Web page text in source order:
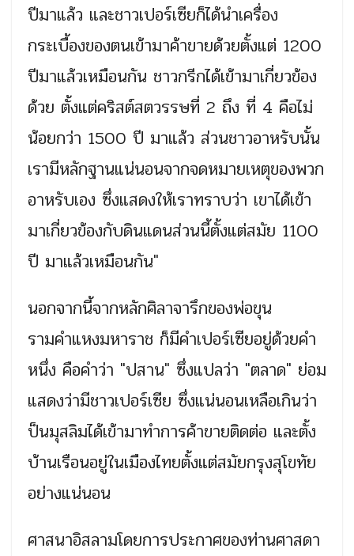
ปีมาแล้ว และชาวเปอร์เซียก็ได้นำเครื่อง
กระเบื้องของตนเข้ามาค้าขายด้วยตั้งแต่ 1200
ปีมาแล้วเหมือนกัน ชาวกรีกได้เข้ามาเกี่ยวข้อง
ด้วย ตั้งแต่คริสต์สตวรรษที่ 2 ถึง ที่ 4 คือไม่
น้อยกว่า 1500 ปี มาแล้ว ส่วนชาวอาหรับนั้น
เรามีหลักฐานแน่นอนจากจดหมายเหตุของพวก
อาหรับเอง ซึ่งแสดงให้เราทราบว่า เขาได้เข้า
มาเกี่ยวข้องกับดินแดนส่วนนี้ตั้งแต่สมัย 1100
ปี มาแล้วเหมือนกัน"
นอกจากนี้จากหลักศิลาจารึกของพ่อขุน
รามคำแหงมหาราช ก็มีคำเปอร์เซียอยู่ด้วยคำ
หนึ่ง คือคำว่า "ปสาน" ซึ่งแปลว่า "ตลาด" ย่อม
แสดงว่ามีชาวเปอร์เซีย ซึ่งแน่นอนเหลือเกินว่า
ป็นมุสลิมได้เข้ามาทำการค้าขายติดต่อ และตั้ง
บ้านเรือนอยู่ในเมืองไทยตั้งแต่สมัยกรุงสุโขทัย
อย่างแน่นอน
ศาสนาอิสลามโดยการประกาศของท่านศาสดา